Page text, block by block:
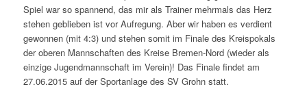
Spiel war so spannend, das mir als Trainer mehrmals das Herz
stehen geblieben ist vor Aufregung. Aber wir haben es verdient
gewonnen (mit 4:3) und stehen somit im Finale des Kreispokals
der oberen Mannschaften des Kreise Bremen-Nord (wieder als
einzige Jugendmannschaft im Verein)! Das Finale findet am
27.06.2015 auf der Sportanlage des SV Grohn statt.